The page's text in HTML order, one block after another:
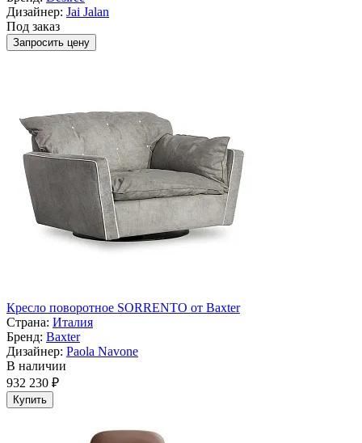
Дизайнер: Jai Jalan
Под заказ
Запросить цену
Кресло поворотное SORRENTO от Baxter
Страна: Италия
Бренд: Baxter
Дизайнер: Paola Navone
В наличии
932 230 ₽
Купить